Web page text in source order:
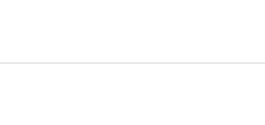
니다~~다음엔 혼자 가보렵니다